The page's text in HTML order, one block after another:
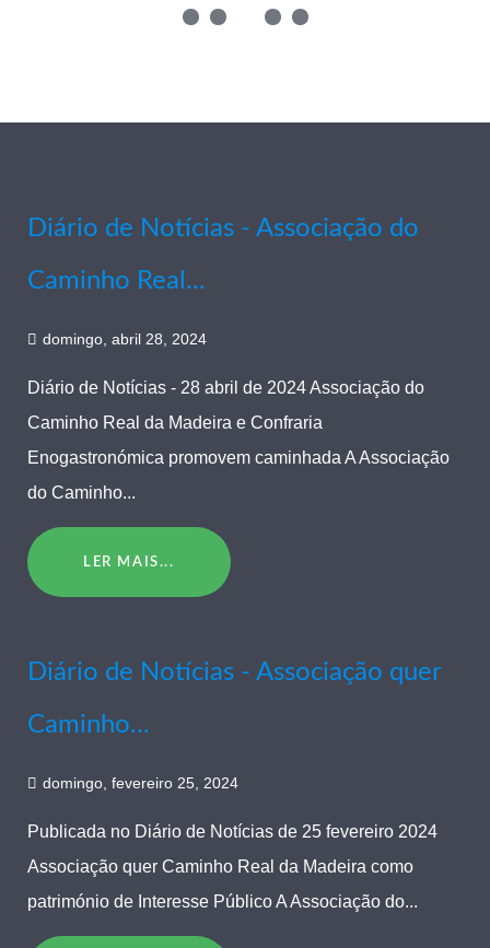
Diário de Notícias - Associação do
Caminho Real...
domingo, abril 28, 2024
Diário de Notícias - 28 abril de 2024 Associação do
Caminho Real da Madeira e Confraria
Enogastronómica promovem caminhada A Associação
do Caminho...
LER MAIS...
Diário de Notícias - Associação quer
Caminho...
domingo, fevereiro 25, 2024
Publicada no Diário de Notícias de 25 fevereiro 2024
Associação quer Caminho Real da Madeira como
património de Interesse Público A Associação do...